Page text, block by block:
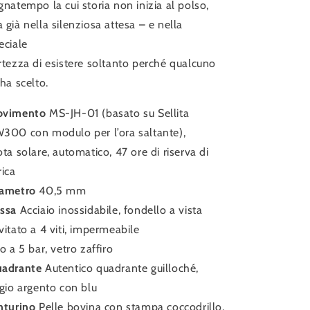
la cui storia non inizia al polso,
già nella silenziosa attesa – e nella
di esistere soltanto perché qualcuno
scelto.
MS-JH-01 (basato su Sellita
con modulo per l’ora saltante),
solare, automatico, 47 ore di riserva di
40,5 mm
Acciaio inossidabile, fondello a vista
a 4 viti, impermeabile
a 5 bar, vetro zaffiro
Autentico quadrante guilloché,
argento con blu
Pelle bovina con stampa coccodrillo,